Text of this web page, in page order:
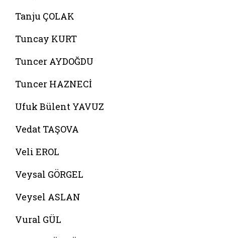
Tanju ÇOLAK
Tuncay KURT
Tuncer AYDOĞDU
Tuncer HAZNECİ
Ufuk Bülent YAVUZ
Vedat TAŞOVA
Veli EROL
Veysal GÖRGEL
Veysel ASLAN
Vural GÜL